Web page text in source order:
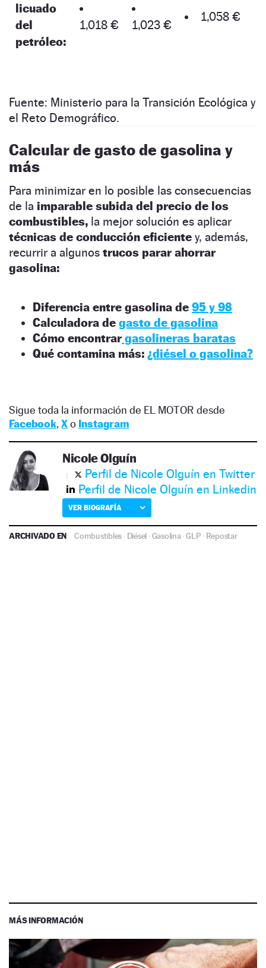
licuado
del
petróleo:
1,018 € 1,023 €
1,058 €
Fuente: Ministerio para la Transición Ecológica y
el Reto Demográfico.
Calcular de gasto de gasolina y
más
Para minimizar en lo posible las consecuencias
de la imparable subida del precio de los
combustibles, la mejor solución es aplicar
técnicas de conducción eficiente y, además,
recurrir a algunos trucos parar ahorrar
gasolina:
Diferencia entre gasolina de 95 y 98
Calculadora de gasto de gasolina
Cómo encontrargasolineras baratas
Qué contamina más: ¿diésel o gasolina?
Sigue toda la información de EL MOTOR desde
Facebook, Xo Instagram
Nicole Olguín
Perfil de Nicole Olguín en Twitter
Perfil de Nicole Olguín en Linkedin
VER BIOGRAFÍA
ARCHIVADO EN Combustibles · Diésel ·Gasolina·GLP · Repostar
MÁS INFORMACIÓN